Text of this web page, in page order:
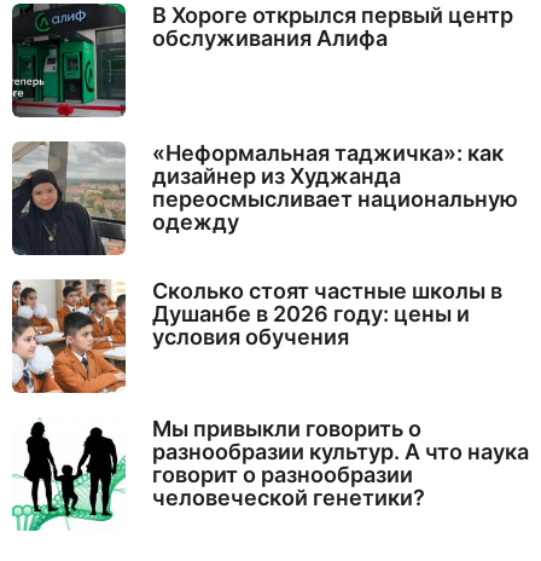
В Хороге открылся первый центр
обслуживания Алифа
«Неформальная таджичка»: как
дизайнер из Худжанда
переосмысливает национальную
одежду
Сколько стоят частные школы в
Душанбе в 2026 году: цены и
условия обучения
Мы привыкли говорить о
разнообразии культур. А что наука
говорит о разнообразии
человеческой генетики?